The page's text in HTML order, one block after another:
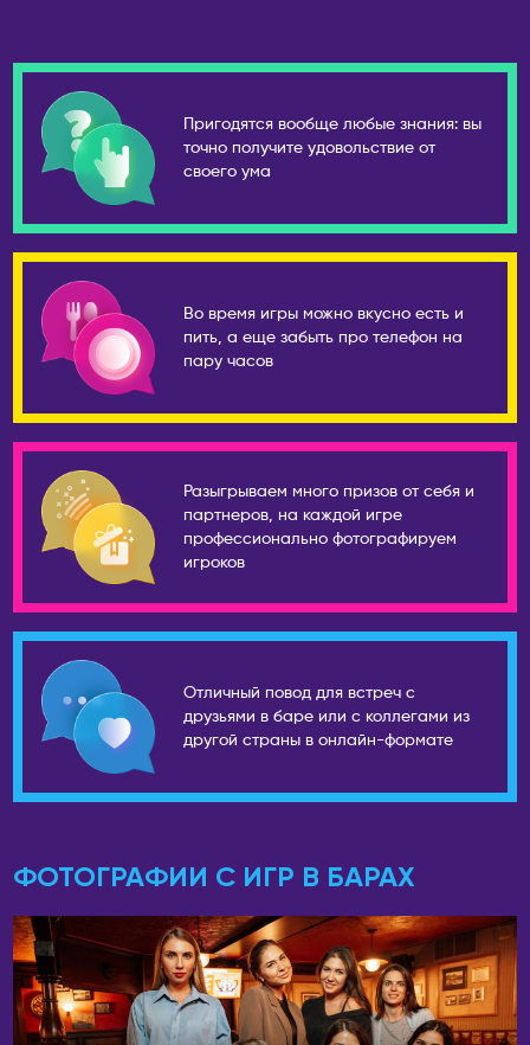
Ставрополь
Старый Оскол
Стерлитамак
Ступино
Тамбов
Тверь
Тольятти
Томск
Тула
Ульяновск
Уссурийск
Ухта
Хабаровск
Чайковский
Чебоксары
Челябинск
Энгельс
Южно-Сахалинск
Якутск
Ярославль
АВСТРАЛИЯ
Лиссабон
РЕСПУБЛИКА КОРЕЯ
Ансан
Сеул
СЕРБИЯ
Нови-Сад
Бостон
Майами
Нью-Йорк
Филадельфия
Панган
Паттайя
ТУРЦИЯ
Самарканд
ФИНЛЯНДИЯ
Хельсинки
ФРАНЦИЯ
Пригодятся вообще любые знания: вы
точно получите удовольствие от
своего ума
Во время игры можно вкусно есть и
пить, а еще забыть про телефон на
пару часов
Разыгрываем много призов от себя и
партнеров, на каждой игре
профессионально фотографируем
игроков
Отличный повод для встреч с
друзьями в баре или с коллегами из
другой страны в онлайн-формате
ФОТОГРАФИИ С ИГР В БАРАХ